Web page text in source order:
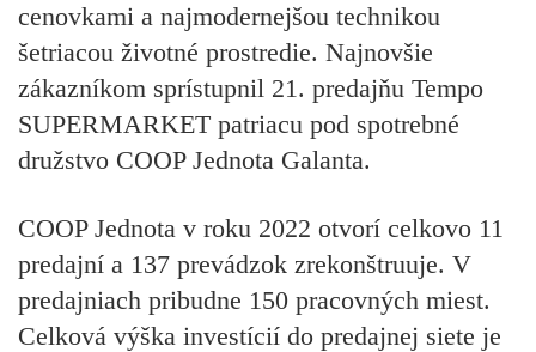
cenovkami a najmodernejšou technikou
šetriacou životné prostredie. Najnovšie
zákazníkom sprístupnil 21. predajňu Tempo
SUPERMARKET patriacu pod spotrebné
družstvo COOP Jednota Galanta.
COOP Jednota v roku 2022 otvorí celkovo 11
predajní a 137 prevádzok zrekonštruuje. V
predajniach pribudne 150 pracovných miest.
Celková výška investícií do predajnej siete je